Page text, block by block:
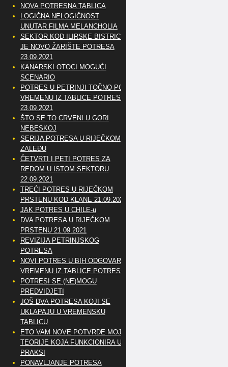
NOVA POTRESNA TABLICA
LOGIČNA NELOGIČNOST
UNUTAR FILMA MELANCHOLIA
SEKTOR KOD ILIRSKE BISTRICE
JE NOVO ŽARIŠTE POTRESA
23.09.2021
KANARSKI OTOCI MOGUĆI
SCENARIO
POTRES U PETRINJI TOČNO PO
VREMENU IZ TABLICE POTRESA
23.09.2021
ŠTO SE TO CRVENI U GORI
NEBESKOJ
SERIJA POTRESA U RIJEČKOM
ZALEĐU
ČETVRTI I PETI POTRES ZA
REDOM U ISTOM SEKTORU
22.09.2021
TREĆI POTRES U RIJEČKOM
PRSTENU KOD KLANE 21.09.2021
JAK POTRES U CHILE-u
DVA POTRESA U RIJEČKOM
PRSTENU 21.09.2021
REVIZIJA PETRINJSKOG
POTRESA
NOVI POTRES U BIH ODGOVARA
VREMENU IZ TABLICE POTRESA
POTRESI SE (NE)MOGU
PREDVIDJETI
JOŠ DVA POTRESA KOJI SE
UKLAPAJU U VREMENSKU
TABLICU
ETO VAM NOVE POTVRDE MOJE
TEORIJE KOJA FUNKCIONIRA U
PRAKSI
PONAVLJANJE POTRESA